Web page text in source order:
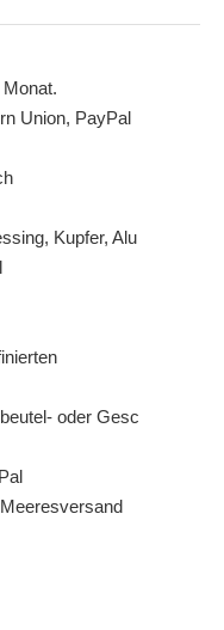
Union, PayPal
Kupfer, Alu
oder Gesc